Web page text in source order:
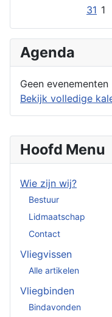
Hoofd Menu
Wie zijn wij?
Bestuur
Lidmaatschap
Contact
Vliegvissen
Alle artikelen
Vliegbinden
Bindavonden
31 1
Agenda
Geen evenementen
Bekijk volledige